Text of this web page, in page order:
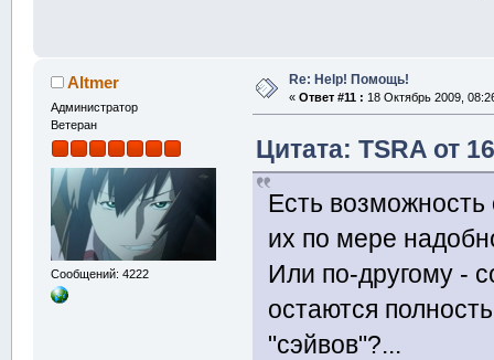
Altmer
Администратор
Ветеран
Сообщений: 4222
Re: Help! Помощь!
« Ответ #11 : 18 Октябрь 2009,
Цитата: TSRA от
Есть возможность
их по мере
Или по-другому -
остаются
"сэйвов"?...